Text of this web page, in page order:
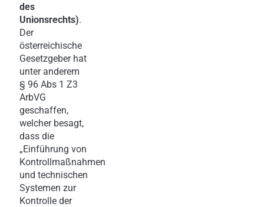
des
Unionsrechts).
Der
österreichische
Gesetzgeber hat
unter anderem
§ 96 Abs 1 Z3
ArbVG
geschaffen,
welcher besagt,
dass die
„Einführung von
Kontrollmaßnahmen
und technischen
Systemen zur
Kontrolle der